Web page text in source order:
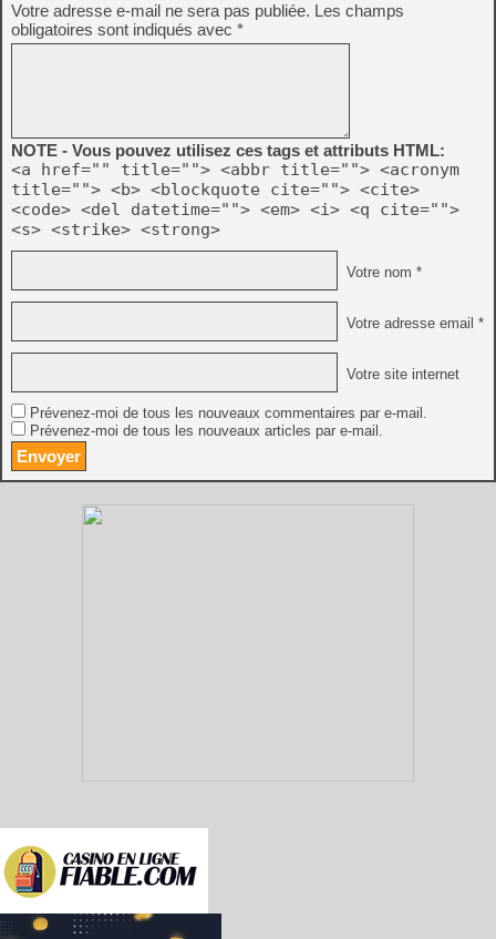
Votre adresse e-mail ne sera pas publiée. Les champs
obligatoires sont indiqués avec *
NOTE - Vous pouvez utilisez ces tags et attributs HTML:
<a href="" title=""> <abbr title=""> <acronym
title=""> <b> <blockquote cite=""> <cite>
<code> <del datetime=""> <em> <i> <q cite="">
<s> <strike> <strong>
Votre nom *
Votre adresse email *
Votre site internet
Prévenez-moi de tous les nouveaux commentaires par e-mail.
Prévenez-moi de tous les nouveaux articles par e-mail.